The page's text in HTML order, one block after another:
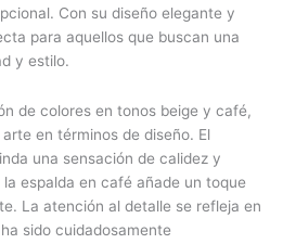
Con su diseño elegante y
para aquellos que buscan una
y estilo.
de colores en tonos beige y café,
en términos de diseño. El
una sensación de calidez y
espalda en café añade un toque
La atención al detalle se refleja en
sido cuidadosamente